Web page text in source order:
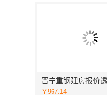
￥967.14